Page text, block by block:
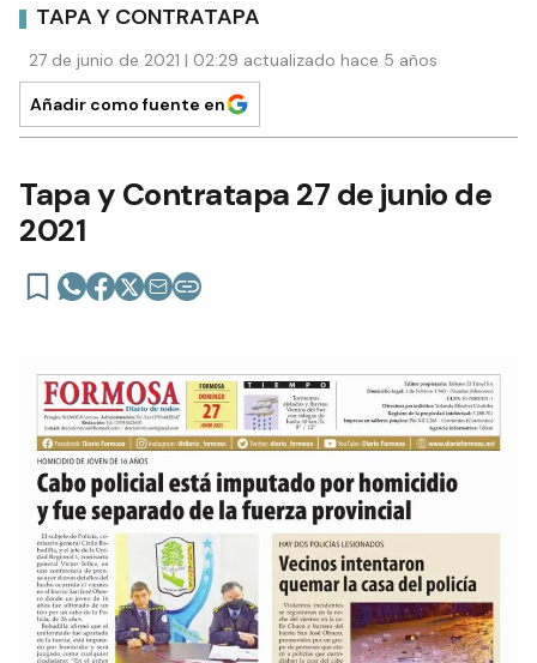
TAPA Y CONTRATAPA
27 de junio de 2021 | 02:29 actualizado hace 5 años
Añadir como fuente en
Tapa y Contratapa 27 de junio de
2021